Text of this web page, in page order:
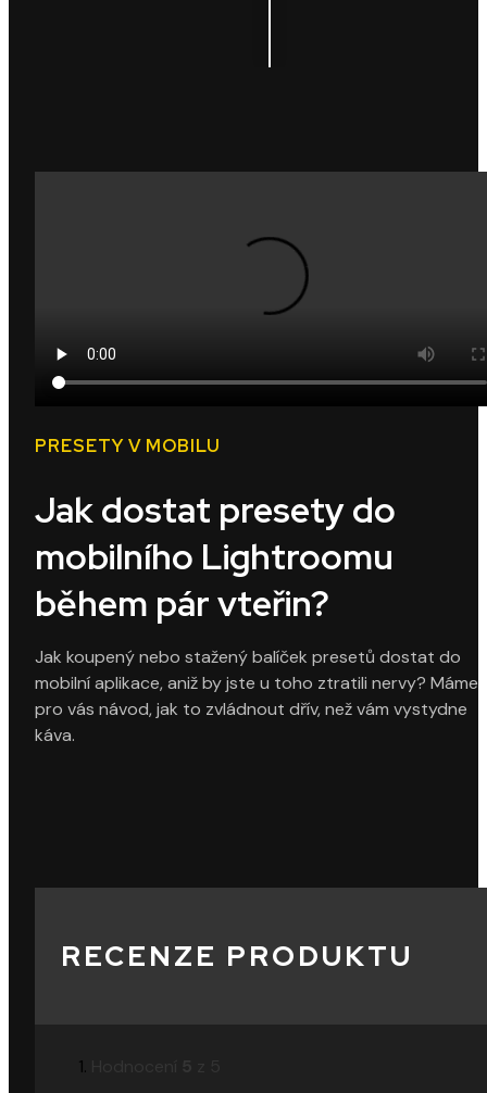
PRESETY V MOBILU
Jak dostat presety do
mobilního Lightroomu
během pár vteřin?
Jak koupený nebo stažený balíček presetů dostat do
mobilní aplikace, aniž by jste u toho ztratili nervy? Máme
pro vás návod, jak to zvládnout dřív, než vám vystydne
káva.
RECENZE PRODUKTU